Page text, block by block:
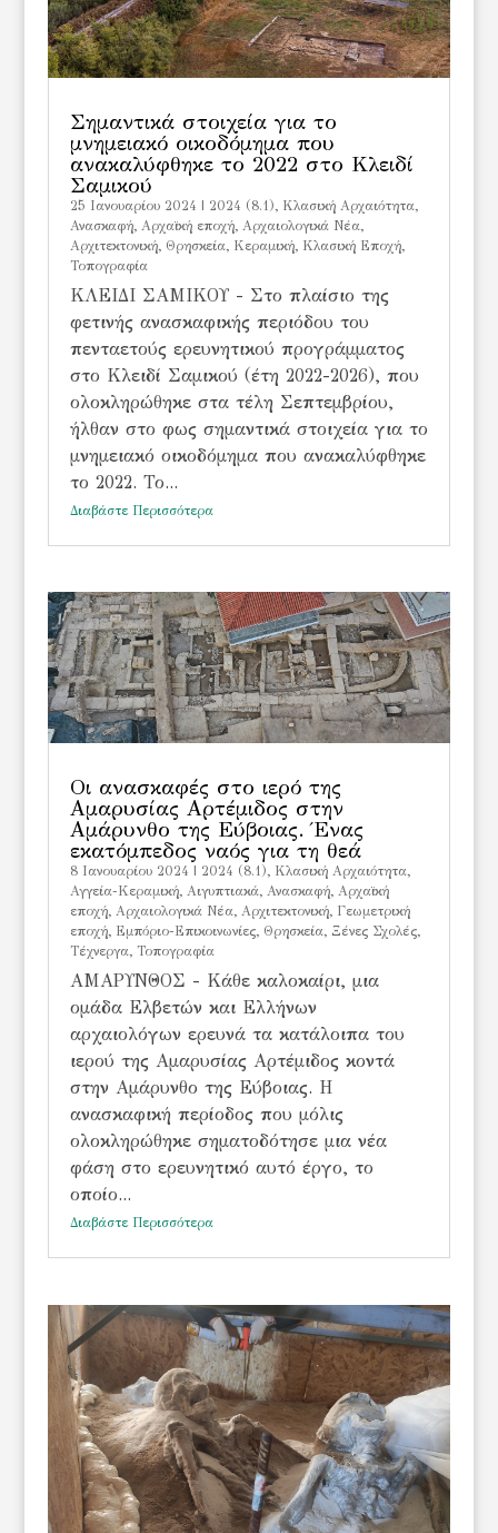
Σημαντικά στοιχεία για το
μνημειακό οικοδόμημα που
ανακαλύφθηκε το 2022 στο Κλειδί
Σαμικού
25 Ιανουαρίου 2024 | 2024 (8.1) Kλασική Αρχαιότητα,
Ανασκαφή, Αρχαϊκή εποχή, Αρχαιολογικά Νέα,
Αρχιτεκτονική, Θρησκεία, Κεραμική, Κλασική Εποχή,
Τοπογραφία
ΚΛΕΙΔΙ ΣΑΜΙΚΟΥ - Στο πλαίσιο της
φετινής ανασκαφικής περιόδου του
πενταετούς ερευνητικού προγράμματος
στο Κλειδί Σαμικού (έτη 2022-2026), που
ολοκληρώθηκε στα τέλη Σεπτεμβρίου,
ήλθαν στο φως σημαντικά στοιχεία για το
μνημειακό οικοδόμημα που ανακαλύφθηκε
το 2022. Το...
Διαβάστε Περισσότερα
Oι ανασκαφές στο ιερό της
Αμαρυσίας Αρτέμιδος στην
Αμάρυνθο της Εύβοιας. Ένας
εκατόμπεδος ναός για τη θεά
8 Ιανουαρίου 2024 2024 (8.1), Kλασική Αρχαιότητα,
Αγγεία-Κεραμική, Αιγυπτιακά, Ανασκαφή, Αρχαϊκή
εποχή, Αρχαιολογικά Νέα, Αρχιτεκτονική, Γεωμετρική
εποχή, Εμπόριο-Επικοινωνίες, Θρησκεία, Ξένες Σχολές,
Τέχνεργα, Τοπογραφία
ΑΜΑΡΥΝΘΟΣ - Κάθε καλοκαίρι, μια
ομάδα Ελβετών και Ελλήνων
αρχαιολόγων ερευνά τα κατάλοιπα του
ιερού της Αμαρυσίας Αρτέμιδος κοντά
στην Αμάρυνθο της Εύβοιας. Η
ανασκαφική περίοδος που μόλις
ολοκληρώθηκε σηματοδότησε μια νέα
φάση στο ερευνητικό αυτό έργο, το
οποίο...
Διαβάστε Περισσότερα